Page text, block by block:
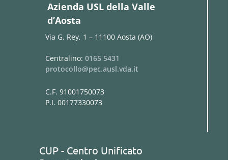
Azienda USL della Valle
d’Aosta
Via G. Rey, 1 – 11100 Aosta (AO)
Centralino: 0165 5431
protocollo@pec.ausl.vda.it
C.F. 91001750073
P.I. 00177330073
CUP - Centro Unificato